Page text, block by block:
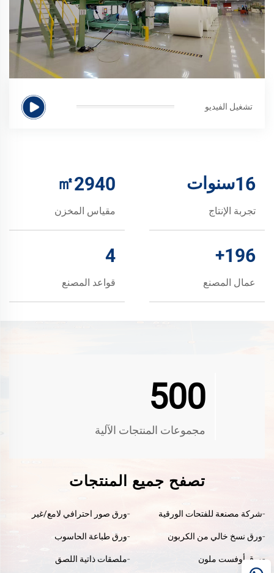
تشغيل الفيديو
16سنوات
تجربة الإنتاج
3000
㎡
مقياس المخزن
200
+
عمال المصنع
4
قواعد المصنع
500
مجموعات المنتجات الآلية
تصفح جميع المنتجات
شركة مصنعة للفتحات الورقية
ورق الإيصالات لمحطات البيع
بالتجزئة حسب المواصفات
الأصلية
ورق صور احترافي لامع/غير
للماء للطباعة بالليزر/الحبر
ورق نسخ خالي من الكربون ورق طباعة الحاسوب
ورق أوفست ملون ملصقات ذاتية اللصق